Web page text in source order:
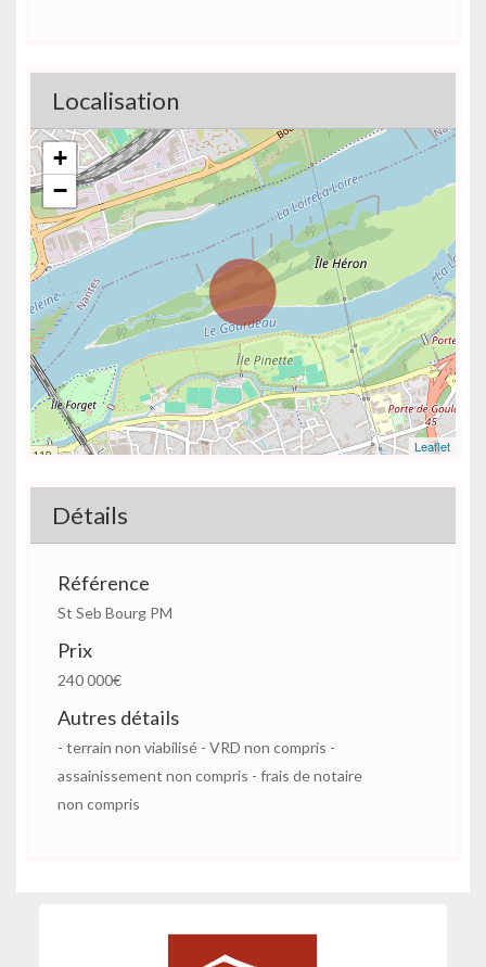
Localisation
+
−
Leaflet
Détails
Référence
St Seb Bourg PM
Prix
240 000€
Autres détails
- terrain non viabilisé - VRD non compris -
assainissement non compris - frais de notaire
non compris